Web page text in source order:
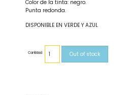
Color de la tinta: negro.
Punta redonda.
DISPONIBLE EN VERDE Y AZUL
Cantidad Out of stock